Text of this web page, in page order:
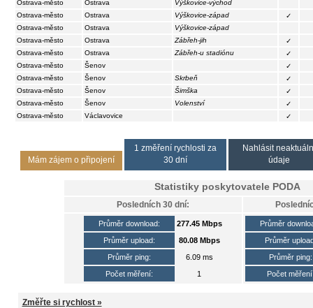
Ostrava-město
Ostrava
Výškovice-východ
Ostrava-město
Ostrava Výškovice-západ
✓
Ostrava-město
Ostrava
Výškovice-západ
Ostrava-město
Ostrava Zábřeh-jih
✓
Ostrava-město
Ostrava Zábřeh-u stadiónu
✓
Ostrava-město
Šenov
✓
Ostrava-město
Šenov Skrbeň
✓
Ostrava-město
Šenov Šimška
✓
Ostrava-město
Šenov Volenství
✓
Ostrava-město
Václavovice ✓
Mám zájem o připojení
1 změření rychlosti za
30 dní
Nahlásit
údaje
Statistiky poskytovatele PODA
Posledních 30 dní:
Průměr download:
277.45 Mbps
Průměr upload:
80.08 Mbps
Průměr ping:
6.09 ms
Počet měření:
1
Průměr
Průměr
Průměr ping:
Počet
Změřte si rychlost »